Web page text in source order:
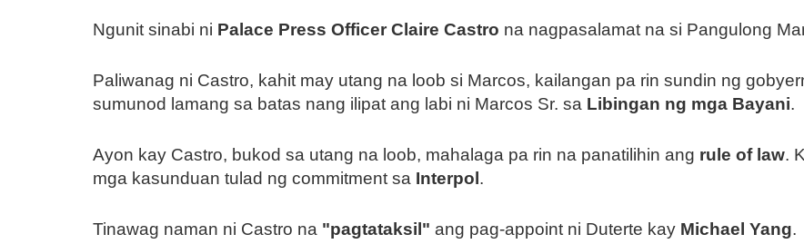
Ngunit sinabi ni Palace Press Officer Claire Castro na nagpasalamat na si Pangulong
Paliwanag ni Castro, kahit may utang na loob si Marcos, kailangan pa rin sundin ng
sumunod lamang sa batas nang ilipat ang labi ni Marcos Sr. sa Libingan ng mga Bayani.
Ayon kay Castro, bukod sa utang na loob, mahalaga pa rin na panatilihin ang rule of law.
mga kasunduan tulad ng commitment sa Interpol .
Tinawag naman ni Castro na "pagtataksil" ang pag-appoint ni Duterte kay Michael Yang.